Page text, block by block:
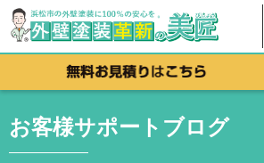
お客様サポートブログ